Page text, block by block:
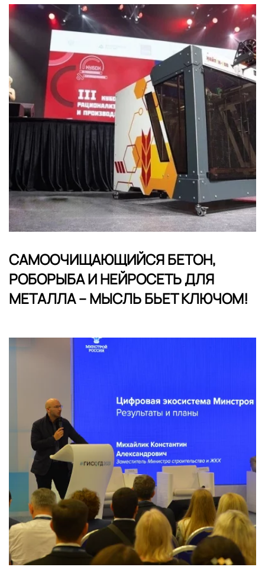
САМООЧИЩАЮЩИЙСЯ БЕТОН,
РОБОРЫБА И НЕЙРОСЕТЬ ДЛЯ
МЕТАЛЛА – МЫСЛЬ БЬЕТ КЛЮЧОМ!